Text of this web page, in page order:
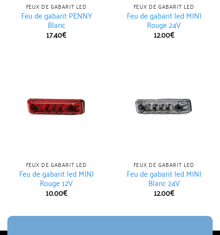
FEUX DE GABARIT LED
Feu de gabarit PENNY
Blanc
17.40€
FEUX DE GABARIT LED
Feu de gabarit led MINI
Rouge 24V
12.00€
FEUX DE GABARIT LED
Feu de gabarit led MINI
Rouge 12V
10.00€
FEUX DE GABARIT LED
Feu de gabarit led MINI
Blanc 24V
12.00€